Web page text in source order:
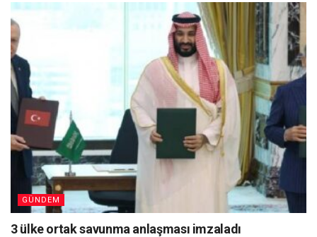
GÜNDEM
3 ülke ortak savunma anlaşması imzaladı